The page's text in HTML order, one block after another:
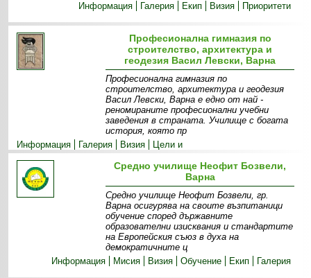
Информация
Галерия Екип Визия Приоритети
Професионална гимназия по
строителство, архитектура и
геодезия Васил Левски, Варна
Професионална гимназия по
строителство, архитектура и геодезия
Васил Левски, Варна е едно от най -
реномираните професионални учебни
заведения в страната. Училище с богата
история, която пр
Информация
Галерия Визия
Цели и
приоритети
Екип
Средно училище Неофит Бозвели,
Варна
Средно училище Неофит Бозвели, гр.
Варна осигурява на своите възпитаници
обучение според държавните
образователни изисквания и стандартите
на Европейския съюз в духа на
демократичните ц
Информация
Мисия Визия Обучение Екип Галерия